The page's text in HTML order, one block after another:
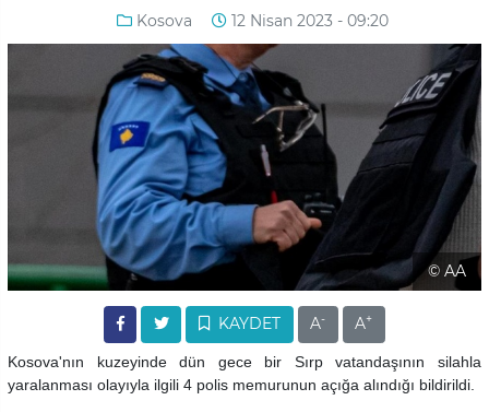
Kosova 12 Nisan 2023 - 09:20
© AA
KAYDET A- A+
Kosova'nın kuzeyinde dün gece bir Sırp vatandaşının silahla
yaralanması olayıyla ilgili 4 polis memurunun açığa alındığı bildirildi.